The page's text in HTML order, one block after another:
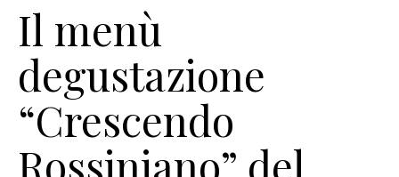
Il menù
degustazione
“Crescendo
Rossiniano” del